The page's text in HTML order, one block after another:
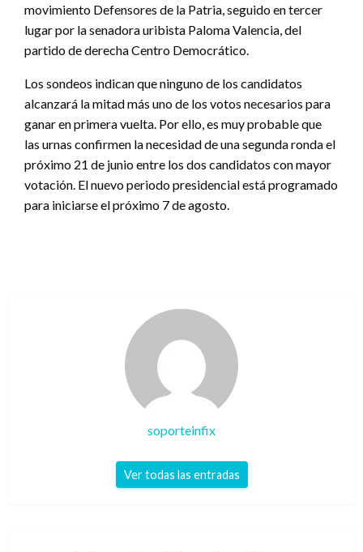
movimiento Defensores de la Patria, seguido en tercer
lugar por la senadora uribista Paloma Valencia, del
partido de derecha Centro Democrático.
Los sondeos indican que ninguno de los candidatos
alcanzará la mitad más uno de los votos necesarios para
ganar en primera vuelta. Por ello, es muy probable que
las urnas confirmen la necesidad de una segunda ronda el
próximo 21 de junio entre los dos candidatos con mayor
votación. El nuevo periodo presidencial está programado
para iniciarse el próximo 7 de agosto.
soporteinfix
Ver todas las entradas